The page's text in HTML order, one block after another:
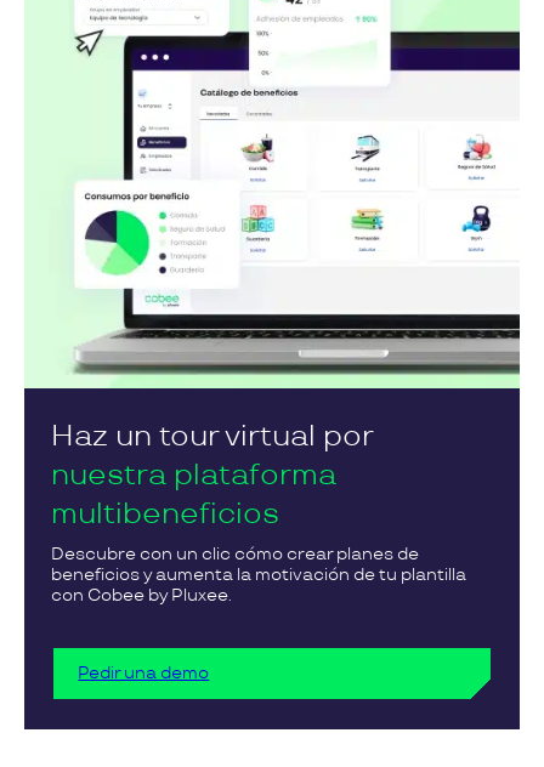
Haz un tour virtual por
nuestra plataforma
multibeneficios
Descubre con un clic cómo crear planes de
beneficios y aumenta la motivación de tu plantilla
con Cobee by Pluxee.
Pedir una demo